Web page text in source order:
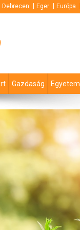
Debrecen Eger Európa
Gazdaság Egyetem